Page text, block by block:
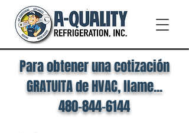
Para obtener una cotización
GRATUITA de HVAC, llame...
480-844-6144